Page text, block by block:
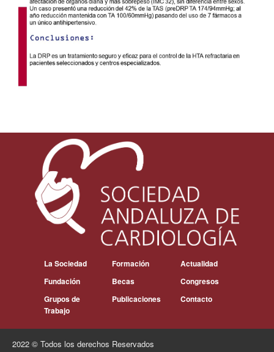
La Sociedad
Fundación
Grupos de
Trabajo
Formación
Becas
Publicaciones
Actualidad
Congresos
Contacto
2022 © Todos los derechos Reservados